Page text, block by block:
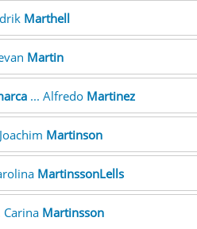
Marthell
Martin
... Alfredo Martinez
Martinson
MartinssonLells
Carina Martinsson